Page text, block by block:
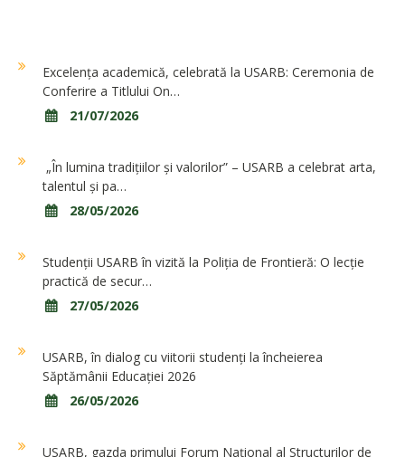
Excelența academică, celebrată la USARB: Ceremonia de
Conferire a Titlului On…
21/07/2026
„În lumina tradițiilor și valorilor” – USARB a celebrat arta,
talentul și pa…
28/05/2026
Studenții USARB în vizită la Poliția de Frontieră: O lecție
practică de secur…
27/05/2026
USARB, în dialog cu viitorii studenți la încheierea
Săptămânii Educației 2026
26/05/2026
USARB, gazda primului Forum Național al Structurilor de